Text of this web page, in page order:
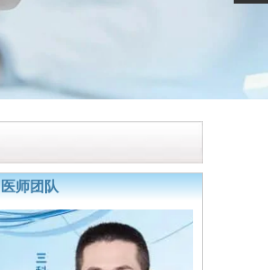
医师团队